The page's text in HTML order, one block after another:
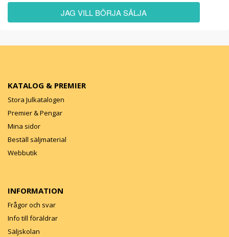
JAG VILL BÖRJA SÄLJA
KATALOG & PREMIER
Stora Julkatalogen
Premier & Pengar
Mina sidor
Beställ säljmaterial
Webbutik
INFORMATION
Frågor och svar
Info till föräldrar
Säljskolan